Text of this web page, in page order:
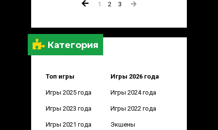
Категория
Топ игры Игры 2026 года
Игры 2025 года Игры 2024 года
Игры 2023 года Игры 2022 года
Игры 2021 года Экшены
1 2 3